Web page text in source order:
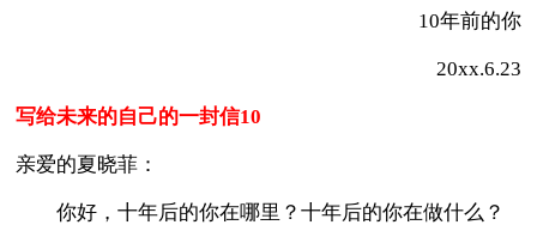
10年前的你
20xx.6.23
写给未来的自己的一封信10
亲爱的夏晓菲：
你好，十年后的你在哪里？十年后的你在做什么？